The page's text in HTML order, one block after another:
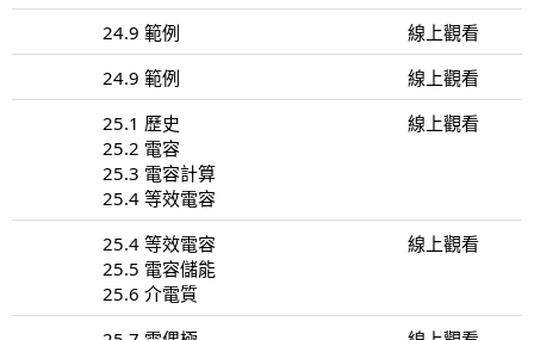
24.9 範例
線上觀看
24.9 範例
線上觀看
25.1 歷史
25.2 電容
25.3 電容計算
25.4 等效電容
線上觀看
25.4 等效電容
25.5 電容儲能
25.6 介電質
線上觀看